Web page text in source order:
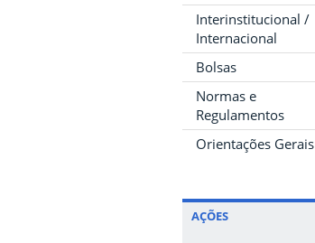
Interinstitucional /
Internacional
Bolsas
Normas e
Regulamentos
Orientações Gerais
AÇÕES